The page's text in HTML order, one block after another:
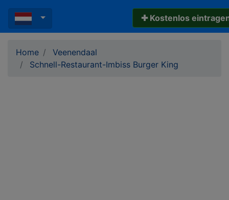
✚ Kostenlos
Home
Veenendaal
Schnell-Restaurant-Imbiss Burger King